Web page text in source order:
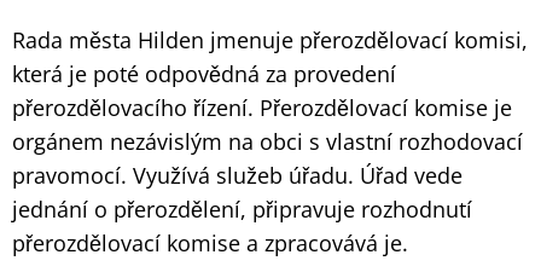
Rada města Hilden jmenuje přerozdělovací komisi,
která je poté odpovědná za provedení
přerozdělovacího řízení. Přerozdělovací komise je
orgánem nezávislým na obci s vlastní rozhodovací
pravomocí. Využívá služeb úřadu. Úřad vede
jednání o přerozdělení, připravuje rozhodnutí
přerozdělovací komise a zpracovává je.